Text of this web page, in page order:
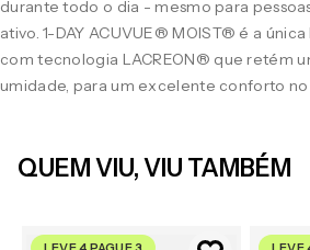
durante todo o dia - mesmo para
ativo. 1-DAY ACUVUE® MOIST® é a
com tecnologia LACREON® que retém
umidade, para um excelente conforto no
QUEM VIU, VIU TAMBÉM